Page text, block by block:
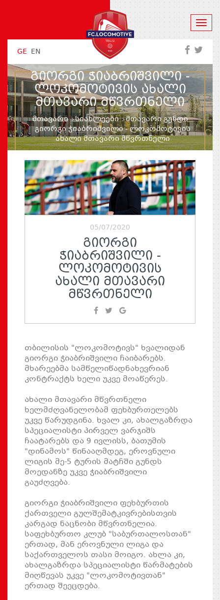
GE EN
ᲒᲘᲝᲠᲒᲘ ᲭᲘᲐᲑᲠᲘᲨᲕᲘᲚᲘ -
ᲚᲝᲙᲝᲛᲝᲢᲘᲕᲘᲡ ᲐᲮᲐᲚᲘ
ᲛᲗᲐᲕᲐᲠᲘ ᲛᲬᲕᲠᲗᲜᲔᲚᲘ
მთავარი სიახლეები
მთავარი გუნდი
გიორგი ჭიაბრიშვილი - ლოკომოტივის
ახალი მთავარი მწვრთნელი
05/07/2020
ᲒᲘᲝᲠᲒᲘ
ᲭᲘᲐᲑᲠᲘᲨᲕᲘᲚᲘ -
ᲚᲝᲙᲝᲛᲝᲢᲘᲕᲘᲡ
ᲐᲮᲐᲚᲘ ᲛᲗᲐᲕᲐᲠᲘ
ᲛᲬᲕᲠᲗᲜᲔᲚᲘ
თბილისის "ლოკომოტივს" ხვალიდან
გიორგი ჭიაბრიშვილი ჩაიბარებს.
მხარეებმა სამწელიწადნახევრიან
კონტრაქტს ხელი უკვე მოაწერეს.
ახალი მთავარი მწვრთნელი
ხელმძღვანელობამ ფეხბურთელებს
უკვე წარუდგინა. ხვალ კი, ახალგაზრდა
სპეციალისტი პირველ ვარჯიშს
ჩაატარებს და 9 ივლისს, ბათუმის
"დინამოს" წინააღმდეგ, ეროვნული
ლიგის მე-5 ტურის მატჩში გუნდს
მოედანზე უკვე ჭიაბრიშვილი
გაუძღვება.
გიორგი ჭიაბრიშვილი ფეხბურთის
ქართველი გულშემატკივრებისთვის
კარგად ნაცნობი მწვრთნელია.
საფეხბურთო კლუბ "საბურთალოსთან"
ერთად, მან ეროვნული ლიგა და
საქართველოს თასი მოიგო. ახლა კი,
ახალგაზრდა სპეციალისტი წარმატების
მიღწევას უკვე "ლოკომოტივთან"
ერთად შეეცდება.